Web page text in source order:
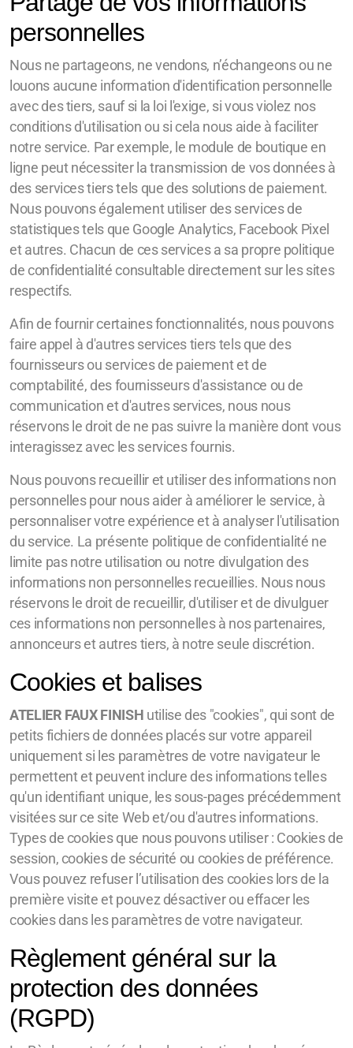
personnelles
Nous ne partageons, ne vendons, n’échangeons ou ne
louons aucune information d'identification personnelle
avec des tiers, sauf si la loi l'exige, si vous violez nos
conditions d'utilisation ou si cela nous aide à faciliter
notre service. Par exemple, le module de boutique en
ligne peut nécessiter la transmission de vos données à
des services tiers tels que des solutions de paiement.
Nous pouvons également utiliser des services de
statistiques tels que Google Analytics, Facebook Pixel
et autres. Chacun de ces services a sa propre politique
de confidentialité consultable directement sur les sites
respectifs.
Afin de fournir certaines fonctionnalités, nous pouvons
faire appel à d'autres services tiers tels que des
fournisseurs ou services de paiement et de
comptabilité, des fournisseurs d'assistance ou de
communication et d'autres services, nous nous
réservons le droit de ne pas suivre la manière dont vous
interagissez avec les services fournis.
Nous pouvons recueillir et utiliser des informations non
personnelles pour nous aider à améliorer le service, à
personnaliser votre expérience et à analyser l'utilisation
du service. La présente politique de confidentialité ne
limite pas notre utilisation ou notre divulgation des
informations non personnelles recueillies. Nous nous
réservons le droit de recueillir, d'utiliser et de divulguer
ces informations non personnelles à nos partenaires,
annonceurs et autres tiers, à notre seule discrétion.
Cookies et balises
ATELIER FAUX FINISH utilise des "cookies", qui sont de
petits fichiers de données placés sur votre appareil
uniquement si les paramètres de votre navigateur le
permettent et peuvent inclure des informations telles
qu'un identifiant unique, les sous-pages précédemment
visitées sur ce site Web et/ou d'autres informations.
Types de cookies que nous pouvons utiliser : Cookies de
session, cookies de sécurité ou cookies de préférence.
Vous pouvez refuser l’utilisation des cookies lors de la
première visite et pouvez désactiver ou effacer les
cookies dans les paramètres de votre navigateur.
Règlement général sur la
protection des données
(RGPD)